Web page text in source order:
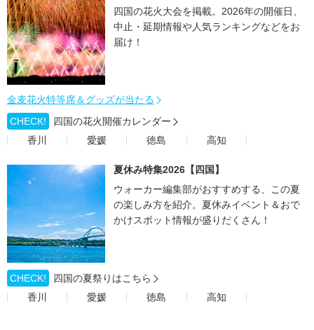
四国の花火大会を掲載。2026年の開催日、
中止・延期情報や人気ランキングなどをお
届け！
金麦花火特等席＆グッズが当たる
CHECK!
四国の花火開催カレンダー
香川
愛媛 徳島 高知
夏休み特集2026【四国】
ウォーカー編集部がおすすめする、この夏
の楽しみ方を紹介。夏休みイベント＆おで
かけスポット情報が盛りだくさん！
CHECK!
四国の夏祭りはこちら
香川
愛媛 徳島 高知